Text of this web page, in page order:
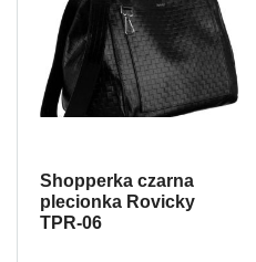
Shopperka czarna
plecionka Rovicky
TPR-06